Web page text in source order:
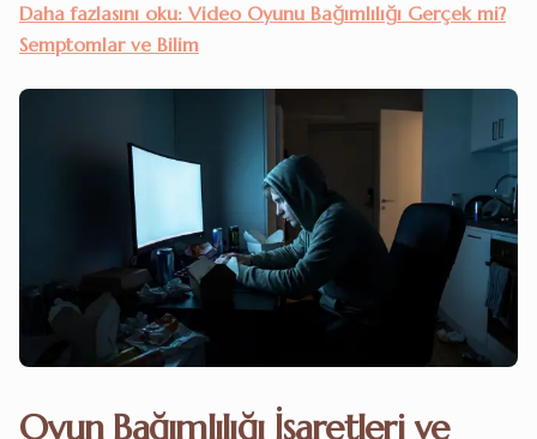
Daha fazlasını oku: Video Oyunu Bağımlılığı Gerçek mi?
Semptomlar ve Bilim
Oyun Bağımlılığı İşaretleri ve